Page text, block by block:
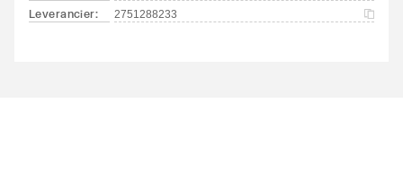
Leverancier: 2751288233